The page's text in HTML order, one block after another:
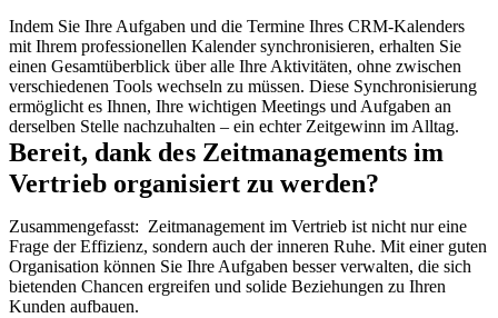
Indem Sie Ihre Aufgaben und die Termine Ihres CRM-Kalenders
mit Ihrem professionellen Kalender synchronisieren, erhalten Sie
einen Gesamtüberblick über alle Ihre Aktivitäten, ohne zwischen
verschiedenen Tools wechseln zu müssen. Diese Synchronisierung
ermöglicht es Ihnen, Ihre wichtigen Meetings und Aufgaben an
derselben Stelle nachzuhalten – ein echter Zeitgewinn im Alltag.
Bereit, dank des Zeitmanagements im
Vertrieb organisiert zu werden?
Zusammengefasst: Zeitmanagement im Vertrieb ist nicht nur eine
Frage der Effizienz, sondern auch der inneren Ruhe. Mit einer guten
Organisation können Sie Ihre Aufgaben besser verwalten, die sich
bietenden Chancen ergreifen und solide Beziehungen zu Ihren
Kunden aufbauen.